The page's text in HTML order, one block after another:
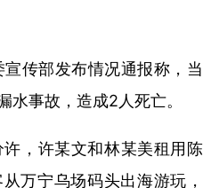
传部发布情况通报称，当
水事故，造成2人死亡。
，许某文和林某美租用陈
万宁乌场码头出海游玩，